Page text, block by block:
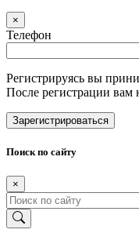
×
Телефон
Регистрируясь вы
После регистрации вам
Зарегистрироваться
Поиск по сайту
×